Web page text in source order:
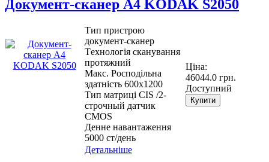
Документ-сканер А4 KODAK S2050
Тип пристрою
документ-сканер
Tехнологія сканування
протяжний
Макс. Росподільна
здатність 600x1200
Тип матриці CIS /2-
строчный датчик
CMOS
Денне навантаження
5000 ст/день
Ціна:
46044.0 грн.
Доступний
Купити
Детальніше